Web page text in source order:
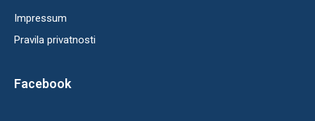
Impressum
Pravila privatnosti
Facebook